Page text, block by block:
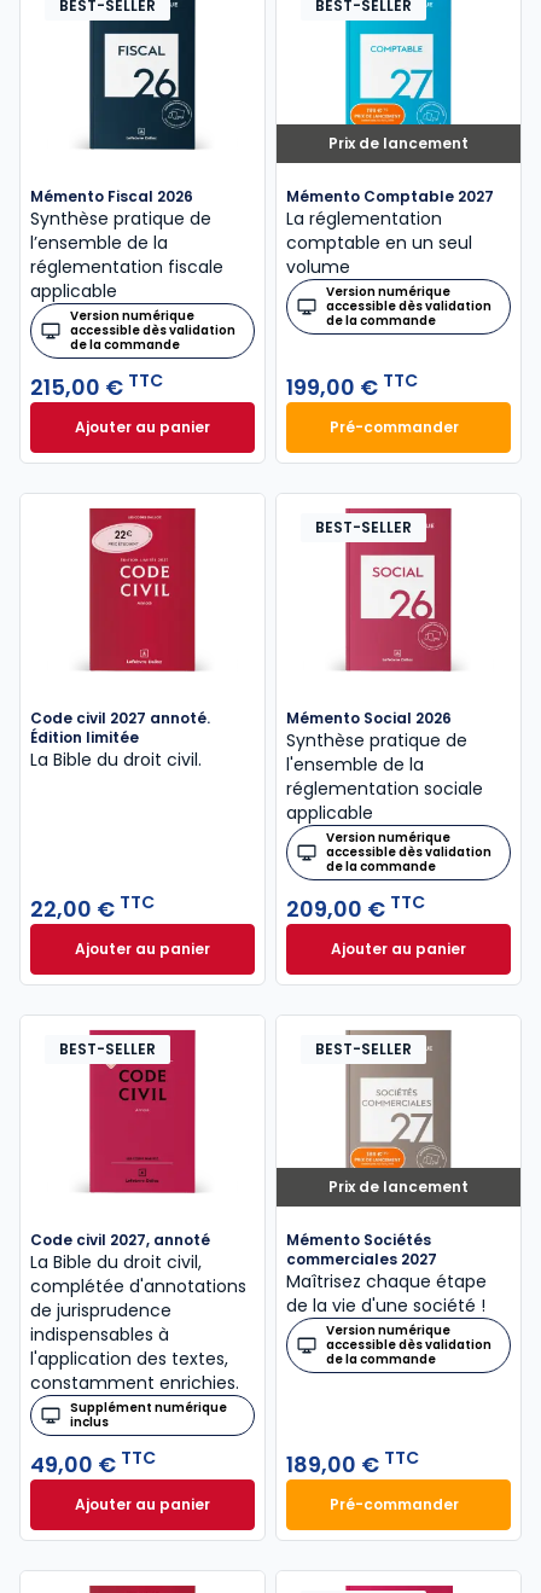
BEST-SELLER
Mémento Fiscal 2026
Synthèse pratique de
l’ensemble de la
réglementation fiscale
applicable
Version numérique
accessible dès validation
de la commande
215,00 € TTC
Ajouter au panierMémento Fiscal 2026 à 215,00 € TTC
Prix de lancement
BEST-SELLER
Mémento Comptable 2027
La réglementation
comptable en un seul
volume
Version numérique
accessible dès validation
de la commande
199,00 € TTC
Pré-commander
Mémento
Code civil 2027 annoté.
Édition limitée
La Bible du droit civil.
22,00 € TTC
Ajouter au panierCode civil 2027 annoté. Édition limitée à 22,00 € TTC
BEST-SELLER
Mémento Social 2026
Synthèse pratique de
l'ensemble de la
réglementation sociale
applicable
Version numérique
accessible dès validation
de la commande
209,00 € TTC
Ajouter au panier
Mémento Social
BEST-SELLER
Code civil 2027, annoté
La Bible du droit civil,
complétée d'annotations
de jurisprudence
indispensables à
l'application des textes,
constamment enrichies.
Supplément numérique
inclus
49,00 € TTC
Ajouter au panierCode civil 2027, annoté à 49,00 € TTC
Prix de lancement
BEST-SELLER
Mémento Sociétés
commerciales 2027
Maîtrisez chaque étape
de la vie d'une société !
Version numérique
accessible dès validation
de la commande
189,00 € TTC
Pré-commander
Mémento